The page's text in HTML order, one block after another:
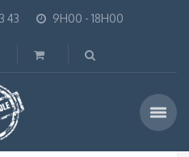
43 9H00 - 18H00